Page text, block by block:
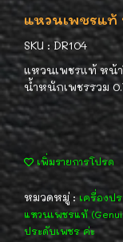
แหวนเพชรแท้
SKU : DR104
แหวนเพชรแท้ หน้า
น้ำหนักเพชรรวม
เพิ่มรายการโปรด
หมวดหมู่ :เครื่องป
แหวนเพชรแท้
ประดับเพชร ค่ะ